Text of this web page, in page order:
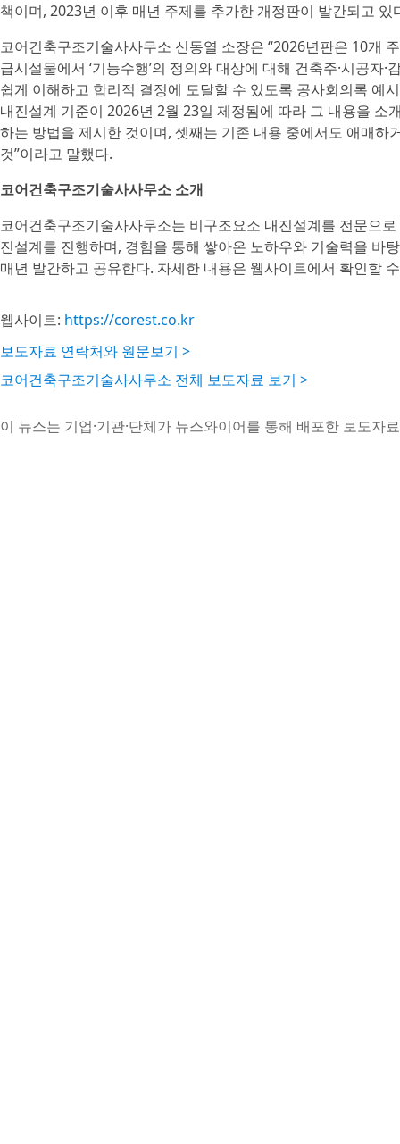
책이며, 2023년 이후 매년 주제를 추가한 개정판이 발간되고 있
코어건축구조기술사사무소 신동열 소장은 “2026년판은 10개
급시설물에서 ‘기능수행’의 정의와 대상에 대해 건축주·시공
쉽게 이해하고 합리적 결정에 도달할 수 있도록 공사회의록 예
내진설계 기준이 2026년 2월 23일 제정됨에 따라 그 내용을
하는 방법을 제시한 것이며, 셋째는 기존 내용 중에서도 애매
것”이라고 말했다.
코어건축구조기술사사무소 소개
코어건축구조기술사사무소는 비구조요소 내진설계를 전문으
진설계를 진행하며, 경험을 통해 쌓아온 노하우와 기술력을 바
매년 발간하고 공유한다. 자세한 내용은 웹사이트에서 확인할
웹사이트: https://corest.co.kr
보도자료 연락처와 원문보기 >
코어건축구조기술사사무소 전체 보도자료 보기 >
이 뉴스는 기업·기관·단체가 뉴스와이어를 통해 배포한 보도자